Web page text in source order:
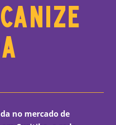
no mercado de